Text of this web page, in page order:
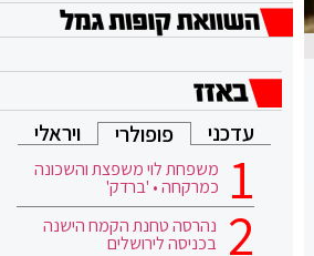
עדכני פופולרי ויראלי
משפחת לוי משפצת והשכונה
כמרקחה • 'ברדק'
נהרסה טחנת הקמח הישנה
בכניסה לירושלים